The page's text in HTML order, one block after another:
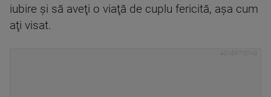
iubire şi să aveţi o viaţă de cuplu fericită, aşa cum
aţi visat.